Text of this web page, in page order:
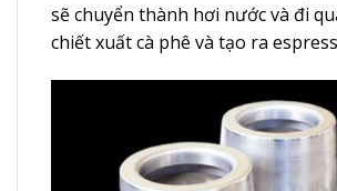
sẽ chuyển thành hơi nước và đi
chiết xuất cà phê và tạo ra